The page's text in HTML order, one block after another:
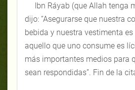
Ibn Ráyab (que Allah tenga
dijo: “Asegurarse que nuestra
bebida y nuestra vestimenta
aquello que uno consume es
más importantes medios para
sean respondidas”. Fin de la